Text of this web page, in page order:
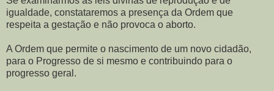
igualdade, constataremos a presença da Ordem que
respeita a gestação e não provoca o aborto.
A Ordem que permite o nascimento de um novo cidadão,
para o Progresso de si mesmo e contribuindo para o
progresso geral.